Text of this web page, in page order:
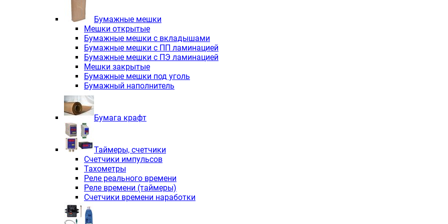
Электродвигатели асинхронные трёхфазные с тормозом INNOVARI
Электродвигатели асинхронные трёхфазные взрывозащищенные INNOVARI
Трехфазные асинхронные электродвигатели INNORED
Независимая вентиляция INNORED
Взрывозащищенная независимая вентиляция INNOVARI
Одноступенчатые цилиндрические редукторы INNORED
Экономичные червячные редукторы INNORED в квадратном корпусе
Компактные мотор-редукторы INNORED
Компактные мотор-редукторы INNORED MC
Вибраторы INNORED
Вариаторы INNORED
Бумажные мешки
Мешки открытые
Бумажные мешки с вкладышами
Бумажные мешки с ПП ламинацией
Бумажные мешки с ПЭ ламинацией
Мешки закрытые
Бумажные мешки под уголь
Бумажный наполнитель
Бумага крафт
Таймеры, счетчики
Счетчики импульсов
Тахометры
Реле реального времени
Реле времени (таймеры)
Счетчики времени наработки